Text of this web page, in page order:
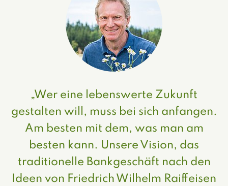
„Wer eine lebenswerte Zukunft
gestalten will, muss bei sich anfangen.
Am besten mit dem, was man am
besten kann. Unsere Vision, das
traditionelle Bankgeschäft nach den
Ideen von Friedrich Wilhelm Raiffeisen